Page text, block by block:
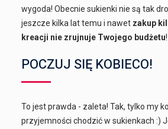
wygoda! Obecnie sukienki nie są tak
jeszcze kilka lat temu i nawet zakup
kreacji nie zrujnuje Twojego budżetu!
POCZUJ SIĘ KOBIECO!
To jest prawda - zaleta! Tak, tylko my
przyjemności chodzić w sukienkach :)